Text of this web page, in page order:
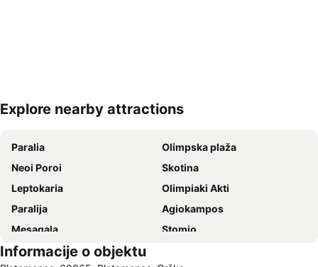
Explore nearby attractions
Paralia
Olimpska plaža
Neoi Poroi
Skotina
Leptokaria
Olimpiaki Akti
Paralija
Agiokampos
Mesagala
Stomio
Limani Paralia Katerini
Informacije o objektu